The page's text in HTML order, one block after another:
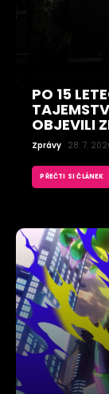
PO 15
OBJEVILI
Zprávy 28. 7.
PŘEČTI SI ČLÁNEK